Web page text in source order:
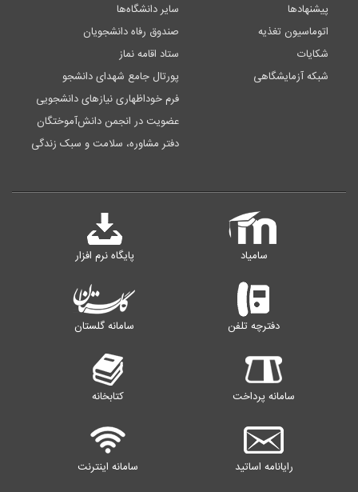
پیشنهادها
اتوماسیون تغذیه
شکایات
شبکه آزمایشگاهی
سایر دانشگاه‌ها
صندوق رفاه دانشجویان
ستاد اقامه نماز
پورتال جامع شهدای دانشجو
فرم خوداظهاری نیازهای دانشجویی
عضویت در انجمن دانش‌آموختگان
دفتر مشاوره، سلامت و سبک زندگی
سامیاد پایگاه نرم افزار
دفترچه تلفن سامانه گلستان
سامانه پرداخت کتابخانه
رایانامه اساتید سامانه اینترنت